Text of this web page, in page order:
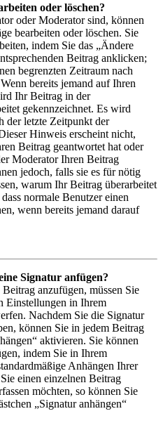
oder löschen?
oder Moderator sind, können
bearbeiten oder löschen. Sie
indem Sie das „Ändere
Beitrag anklicken;
begrenzten Zeitraum nach
bereits jemand auf Ihren
Ihr Beitrag in der
gekennzeichnet. Es wird
der letzte Zeitpunkt der
Hinweis erscheint nicht,
Beitrag geantwortet hat oder
Moderator Ihren Beitrag
jedoch, falls sie es für nötig
warum Ihr Beitrag überarbeitet
normale Benutzer einen
wenn bereits jemand darauf
Signatur anfügen?
anzufügen, müssen Sie
Einstellungen in Ihrem
Nachdem Sie die Signatur
können Sie in jedem Beitrag
aktivieren. Sie können
indem Sie in Ihrem
Anhängen Ihrer
einen einzelnen Beitrag
möchten, so können Sie
„Signatur anhängen“